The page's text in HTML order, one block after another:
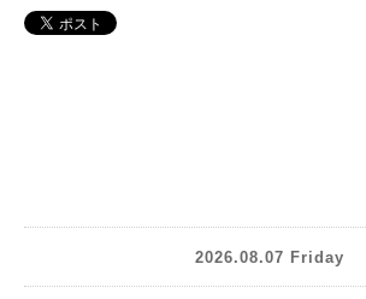
2026.08.07 Friday